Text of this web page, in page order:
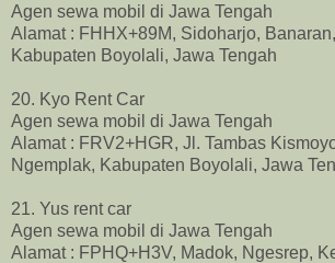
Agen sewa mobil di Jawa Tengah
Alamat : FHHX+89M, Sidoharjo,
Kabupaten Boyolali, Jawa Tengah
20. Kyo Rent Car
Agen sewa mobil di Jawa Tengah
Alamat : FRV2+HGR, Jl. Tambas
Ngemplak, Kabupaten Boyolali, Jawa
21. Yus rent car
Agen sewa mobil di Jawa Tengah
Alamat : FPHQ+H3V, Madok, Ngesrep,